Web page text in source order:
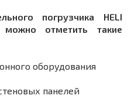
погрузчика HELI
можно отметить такие
оборудования
панелей